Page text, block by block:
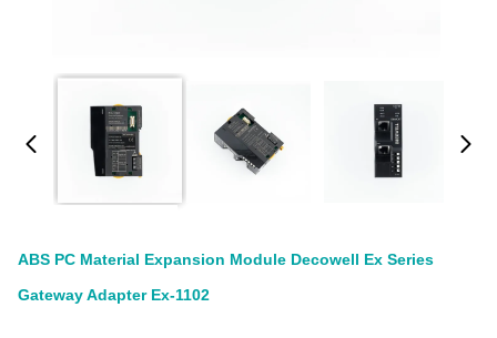
ABS PC Material Expansion Module Decowell Ex Series
Gateway Adapter Ex-1102